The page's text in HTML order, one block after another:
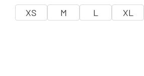
XS M L XL